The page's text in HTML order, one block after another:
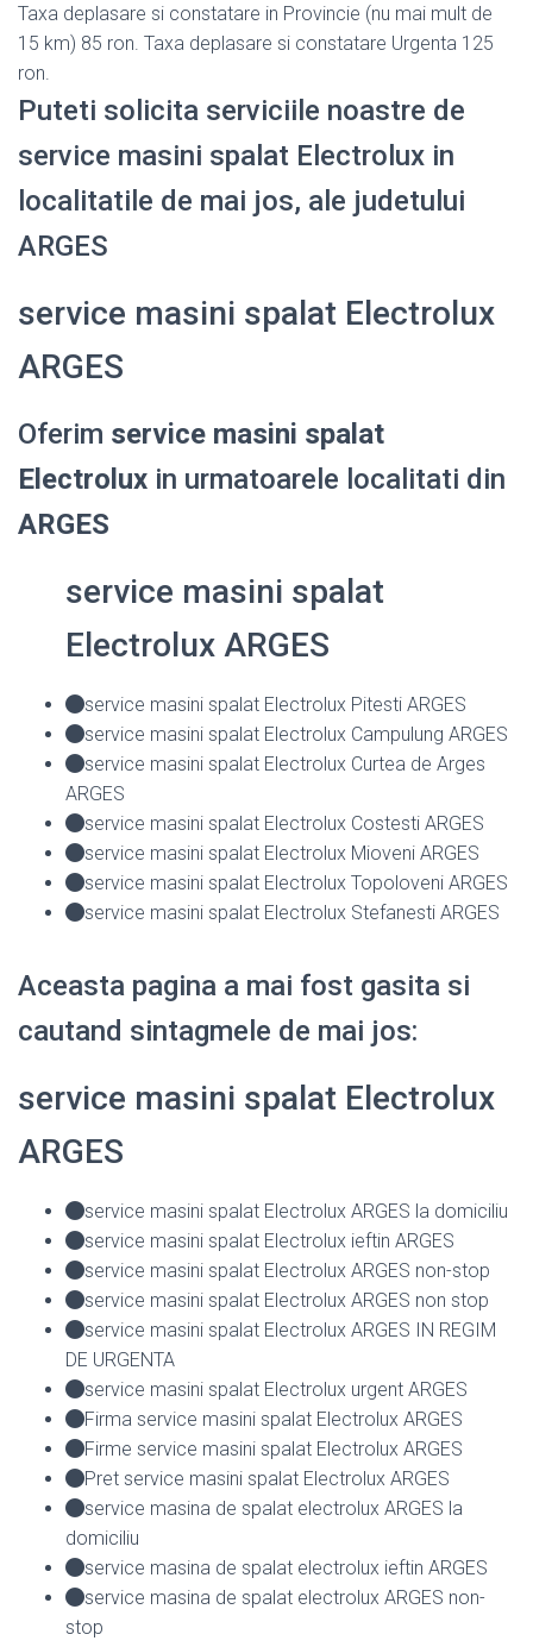
Taxa deplasare si constatare in Provincie (nu mai mult de
15 km) 85 ron. Taxa deplasare si constatare Urgenta 125
ron.
Puteti solicita serviciile noastre de
service masini spalat Electrolux in
localitatile de mai jos, ale judetului
ARGES
service masini spalat Electrolux
ARGES
Oferim service masini spalat
Electrolux in urmatoarele localitati din
ARGES
service masini spalat
Electrolux ARGES
service masini spalat Electrolux Pitesti ARGES
service masini spalat Electrolux Campulung ARGES
service masini spalat Electrolux Curtea de Arges
ARGES
service masini spalat Electrolux Costesti ARGES
service masini spalat Electrolux Mioveni ARGES
service masini spalat Electrolux Topoloveni ARGES
service masini spalat Electrolux Stefanesti ARGES
Aceasta pagina a mai fost gasita si
cautand sintagmele de mai jos:
service masini spalat Electrolux
ARGES
service masini spalat Electrolux ARGES la domiciliu
service masini spalat Electrolux ieftin ARGES
service masini spalat Electrolux ARGES non-stop
service masini spalat Electrolux ARGES non stop
service masini spalat Electrolux ARGES IN REGIM
DE URGENTA
service masini spalat Electrolux urgent ARGES
Firma service masini spalat Electrolux ARGES
Firme service masini spalat Electrolux ARGES
Pret service masini spalat Electrolux ARGES
service masina de spalat electrolux ARGES la
domiciliu
service masina de spalat electrolux ieftin ARGES
service masina de spalat electrolux ARGES non-
stop